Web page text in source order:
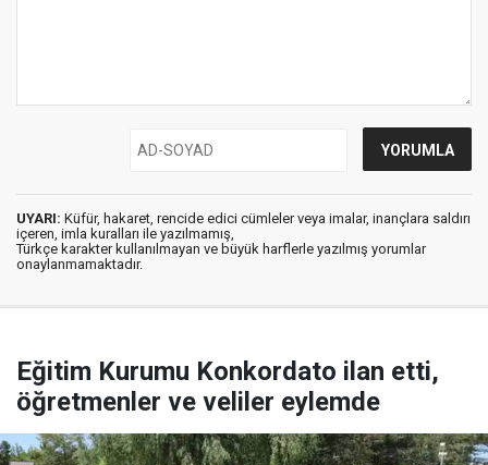
UYARI: Küfür, hakaret, rencide edici cümleler veya imalar, inançlara saldırı
içeren, imla kuralları ile yazılmamış,
Türkçe karakter kullanılmayan ve büyük harflerle yazılmış yorumlar
onaylanmamaktadır.
Eğitim Kurumu Konkordato ilan etti,
öğretmenler ve veliler eylemde